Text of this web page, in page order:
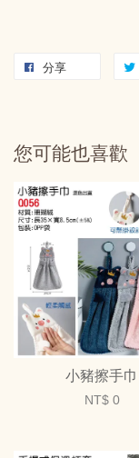
分享
您可能也喜歡
小豬擦手巾
NT$ 0